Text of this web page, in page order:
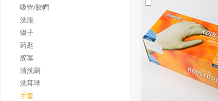
吸管/胶帽
洗瓶
镊子
药匙
胶塞
清洗刷
洗耳球
手套